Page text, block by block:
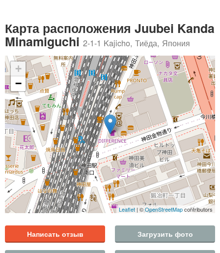
Карта расположения Juubei Kanda
Minamiguchi 2-1-1 Kajicho, Тиёда, Япония
+
−
Leaflet | ©OpenStreetMapcontributors
Написать отзыв Загрузить фото